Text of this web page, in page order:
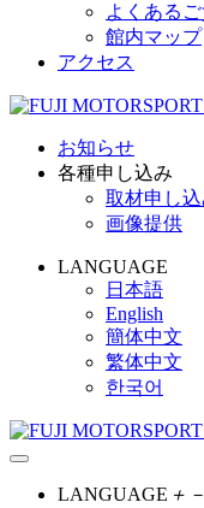
よくある
館内マップ
アクセス
お知らせ
各種申し込み
取材申し込
画像提供
LANGUAGE
日本語
English
簡体中文
繁体中文
한국어
LANGUAGE ＋ －